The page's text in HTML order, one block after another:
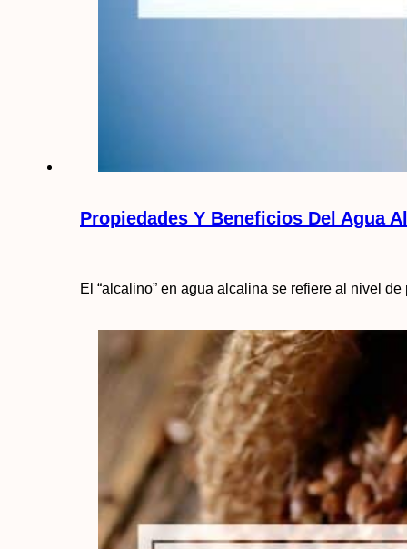
Propiedades Y Beneficios Del Agua
El “alcalino” en agua alcalina se refiere al nivel